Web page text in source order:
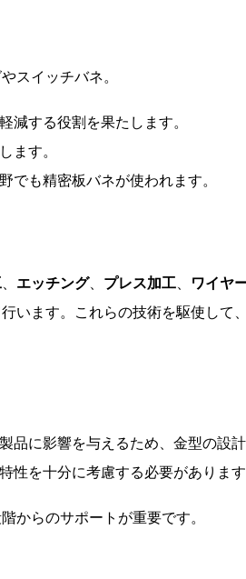
スイッチバネ。
減する役割を果たします。
ます。
でも精密板バネが使われます。
エッチング、 プレス加工 ワイヤ
います。これらの技術を駆使し
に影響を与えるため、金型の設
性を十分に考慮する必要があります
からのサポートが重要です。